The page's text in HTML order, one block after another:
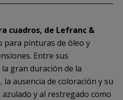
cuadros, de Lefranc &
para pinturas de óleo y
Entre sus
gran duración de la
la ausencia de coloración y su
y al restregado como